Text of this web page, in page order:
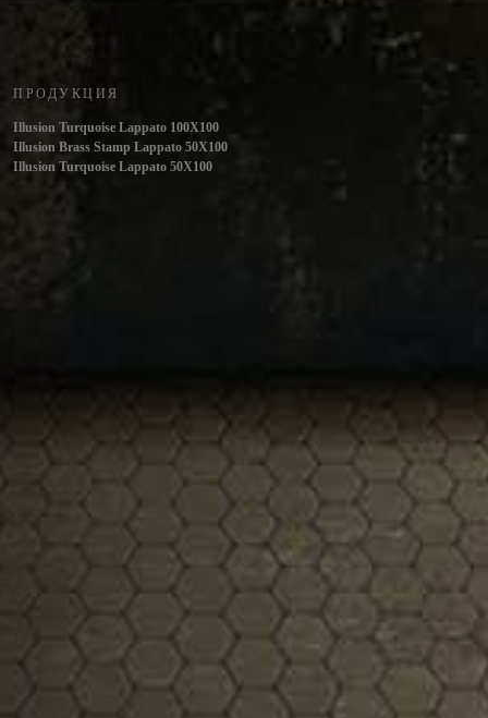
ПРОДУКЦИЯ
Illusion Turquoise Lappato 100X100
Illusion Brass Stamp Lappato 50X100
Illusion Turquoise Lappato 50X100